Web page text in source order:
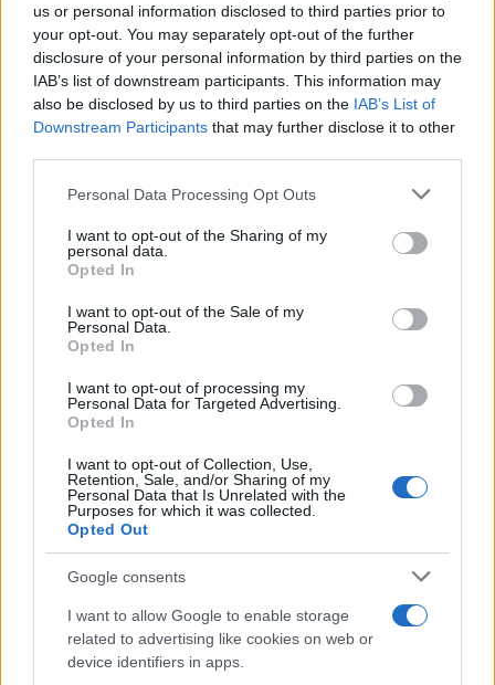
us or personal information disclosed to third parties prior to
your opt-out. You may separately opt-out of the further
disclosure of your personal information by third parties on the
IAB’s list of downstream participants. This information may
also be disclosed by us to third parties on the IAB’s List of
Downstream Participants that may further disclose it to other
Please note that this website/app uses one or more Google
not limited to your visit or usage behaviour. You may click to
grant or deny consent to Google and its third-party tags to
use your data for below specified purposes in below Google
consent section.
Personal Data Processing Opt Outs
I want to opt-out of the Sharing of my
personal data.
Opted In
I want to opt-out of the Sale of my
Personal Data.
Opted In
I want to opt-out of processing my
Personal Data for Targeted Advertising.
Opted In
I want to opt-out of Collection, Use,
Retention, Sale, and/or Sharing of my
Personal Data that Is Unrelated with the
Purposes for which it was collected.
Opted Out
Google consents
I want to allow Google to enable storage
related to advertising like cookies on web or
device identifiers in apps.
Εξεταστική (για τη λίστα Πέτσα) η αντιπολίτευση
προέβη σε καταγγελία της τακτικής της ΝΔ,
κάνοντας λόγο για αποκλεισμό κρίσιμων
μαρτύρων.
Στη συγκεκριμένη υπόθεση, το ειδικότερο
ενδιαφέρον επικεντρώνεται αφενός στην ήδη
προφορικά διατυπωμένη πρόθεση ΣΥΡΙΖΑ και
ΠΑΣΟΚ για κλήση του πρωθυπουργού στην
να κληθούν πρόσωπα άλλων ανάλογων υποθέσεων
όπως αυτή των Σαγιά - Πιτσιόρλα. Μάλιστα, η
συμπολίτευση θα τονίσει ότι αποτελεί
εκπεφρασμένη άποψη όλων των κομμάτων αν
υπάρξουν συγκεκριμένα στοιχεία να προχωρήσουν
σε περαιτέρω έρευνα, τονίζοντας ότι θα ήταν
χαμένος χρόνος να δοθεί νέα εντολή από την
Oλομέλεια.
Σχετικά με το
ότι, βάσει του γραπτού και εγκριθέντος αιτήματος
ΠΑΣΟΚ, αντικείμενα έρευνας της Εξεταστικής